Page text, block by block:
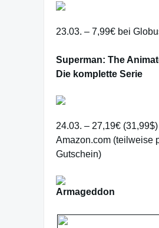
23.03. – 7,99€ bei
Superman: The
Die komplette Serie
24.03. – 27,19€
Amazon.com (teilweise
Gutschein)
Armageddon